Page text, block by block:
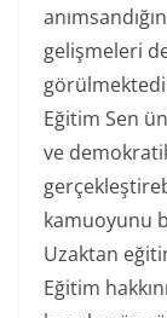
gelişmeleri
Eğitim Sen
ve
kamuoyunu
Uzaktan
Eğitim